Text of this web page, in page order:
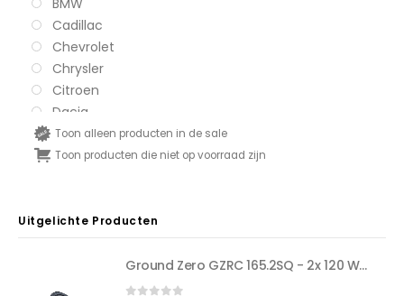
Cadillac
Chevrolet
Chrysler
Citroen
Dacia
Daihatsu
Dodge
Honda
Hyundai
Toon alleen producten in de sale
Toon producten die niet op voorraad zijn
Uitgelichte Producten
Ground Zero GZRC 165.2SQ - 2x 120 Watt RMS - 3 Ohm impedantie - SQ compo-set